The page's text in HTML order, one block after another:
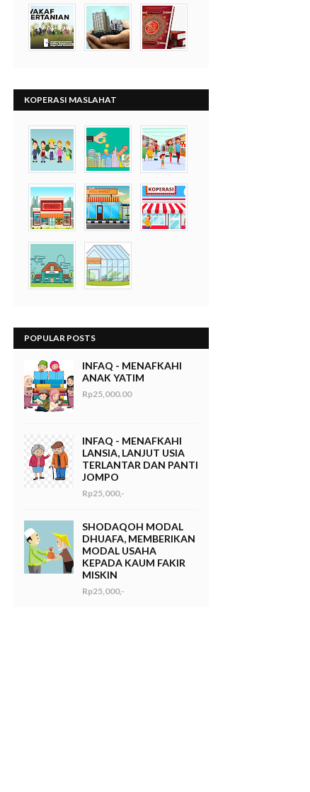
KOPERASI MASLAHAT
POPULAR POSTS
INFAQ - MENAFKAHI
ANAK YATIM
Rp25,000.00
INFAQ - MENAFKAHI
LANSIA, LANJUT USIA
TERLANTAR DAN PANTI
JOMPO
Rp25,000,-
SHODAQOH MODAL
DHUAFA, MEMBERIKAN
MODAL USAHA
KEPADA KAUM FAKIR
MISKIN
Rp25,000,-